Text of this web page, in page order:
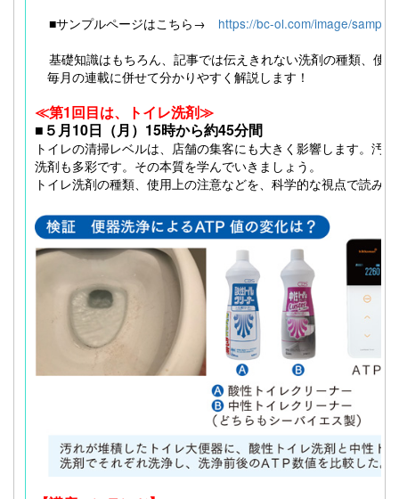
■サンプルページはこちら→ https://bc-ol.com/image/
基礎知識はもちろん、記事では伝えきれない洗剤の種類、使
毎月の連載に併せて分かりやすく解説します！
≪第1回目は、トイレ洗剤≫
■５月10日（月）15時から約45分間
トイレの清掃レベルは、店舗の集客にも大きく影響します。汚
洗剤も多彩です。その本質を学んでいきましょう。
トイレ洗剤の種類、使用上の注意などを、科学的な視点で読み